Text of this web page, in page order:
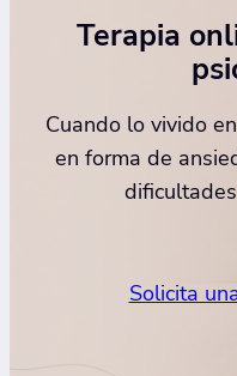
Terapia
Cuando lo vivido
en forma de
Solicita